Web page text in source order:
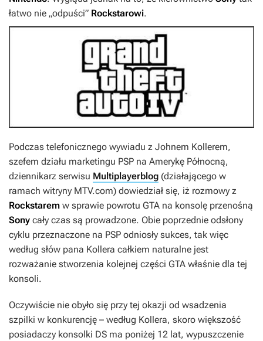
łatwo nie „odpuści” Rockstarowi.
Podczas telefonicznego wywiadu z Johnem Kollerem,
szefem działu marketingu PSP na Amerykę Północną,
dziennikarz serwisu Multiplayerblog (działającego w
ramach witryny MTV.com) dowiedział się, iż rozmowy z
Rockstarem w sprawie powrotu GTA na konsolę przenośną
Sony cały czas są prowadzone. Obie poprzednie odsłony
cyklu przeznaczone na PSP odniosły sukces, tak więc
według słów pana Kollera całkiem naturalne jest
rozważanie stworzenia kolejnej części GTA właśnie dla tej
konsoli.
Oczywiście nie obyło się przy tej okazji od wsadzenia
szpilki w konkurencję – według Kollera, skoro większość
posiadaczy konsolki DS ma poniżej 12 lat, wypuszczenie